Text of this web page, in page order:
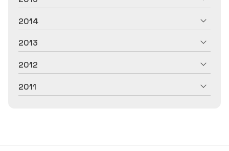
2014
2013
2012
2011